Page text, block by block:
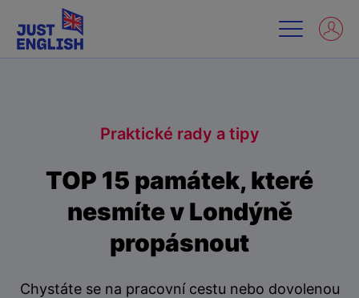
Praktické rady a tipy
TOP 15 památek, které
nesmíte v Londýně
propásnout
Chystáte se na pracovní cestu nebo dovolenou